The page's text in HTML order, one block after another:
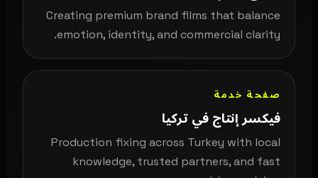
Creating premium brand films that balance
emotion, identity, and commercial clarity.
صفحة خدمة
فيكسر إنتاج في تركيا
Production fixing across Turkey with local
knowledge, trusted partners, and fast